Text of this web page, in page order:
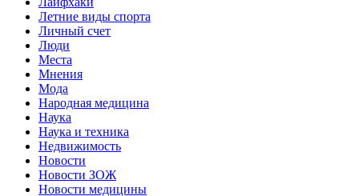
Летние виды спорта
Личный счет
Люди
Места
Мнения
Мода
Народная медицина
Наука
Наука и техника
Недвижимость
Новости
Новости ЗОЖ
Новости медицины